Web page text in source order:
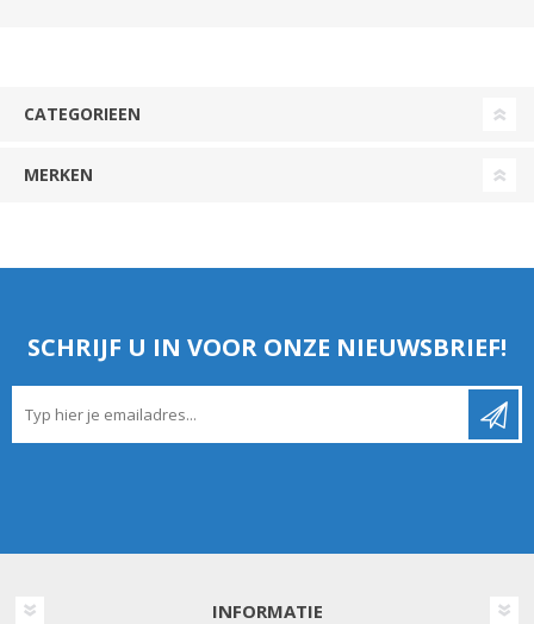
CATEGORIEEN
MERKEN
SCHRIJF U IN VOOR ONZE NIEUWSBRIEF!
INFORMATIE